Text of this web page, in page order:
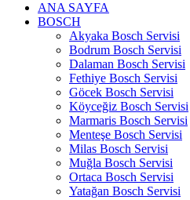
ANA SAYFA
BOSCH
Akyaka Bosch Servisi
Bodrum Bosch Servisi
Dalaman Bosch Servisi
Fethiye Bosch Servisi
Göcek Bosch Servisi
Köyceğiz Bosch Servisi
Marmaris Bosch Servisi
Menteşe Bosch Servisi
Milas Bosch Servisi
Muğla Bosch Servisi
Ortaca Bosch Servisi
Yatağan Bosch Servisi